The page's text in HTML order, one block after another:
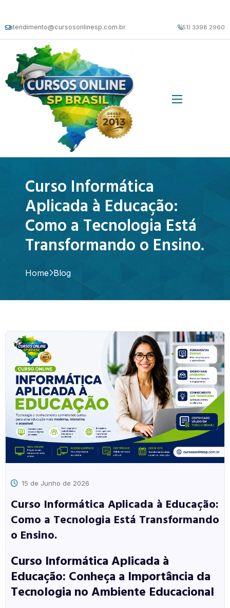
atendimento@cursosonlinesp.com.br (51) 3398.2960
Curso Informática
Aplicada à Educação:
Como a Tecnologia Está
Transformando o Ensino.
Home Blog
15 de Junho de 2026
Curso Informática Aplicada à Educação:
Como a Tecnologia Está Transformando
o Ensino.
Curso Informática Aplicada à
Educação: Conheça a Importância da
Tecnologia no Ambiente Educacional